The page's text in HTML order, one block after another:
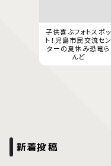
子供喜ぶフォトスポッ
ト！児島市民交流セン
ターの夏休み恐竜ら
んど
新着投稿